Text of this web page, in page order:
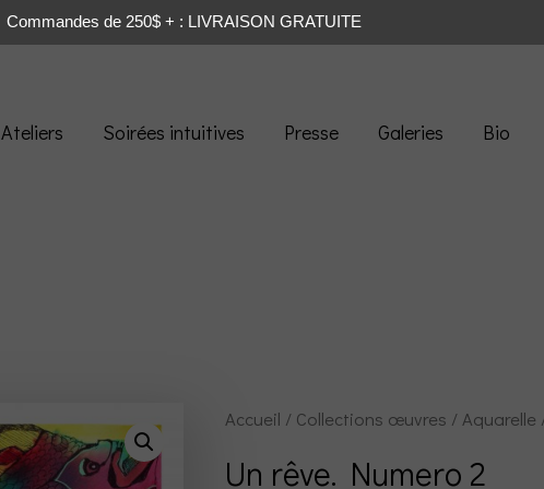
Commandes de 250$ + : LIVRAISON GRATUITE
Ateliers Soirées intuitives Presse Galeries Bio
Accueil / Collections œuvres / Aquarelle
Un rêve. Numero 2